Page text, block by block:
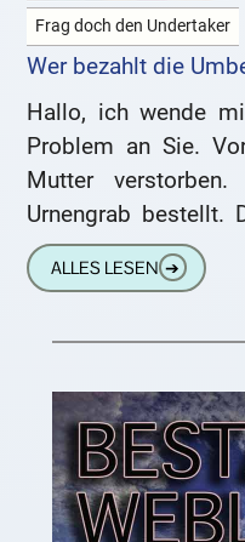
Frag doch den Undertaker
Wer bezahlt die
Hallo, ich wende
Problem an Sie.
Mutter
Urnengrab bestellt.
eckiges Grab
ALLES LESEN ➔